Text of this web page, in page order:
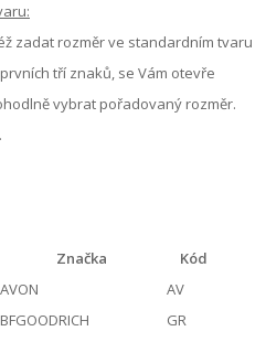
zadat rozměr ve standardním tvaru
tří znaků, se Vám otevře
vybrat pořadovaný rozměr.
.
Značka
Kód
AVON
AV
BFGOODRICH
GR